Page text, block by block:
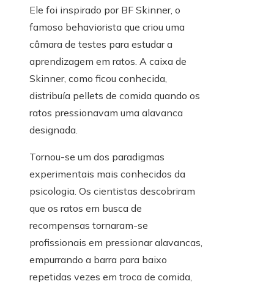
Ele foi inspirado por BF Skinner, o
famoso behaviorista que criou uma
câmara de testes para estudar a
aprendizagem em ratos. A caixa de
Skinner, como ficou conhecida,
distribuía pellets de comida quando os
ratos pressionavam uma alavanca
designada.
Tornou-se um dos paradigmas
experimentais mais conhecidos da
psicologia. Os cientistas descobriram
que os ratos em busca de
recompensas tornaram-se
profissionais em pressionar alavancas,
empurrando a barra para baixo
repetidas vezes em troca de comida,